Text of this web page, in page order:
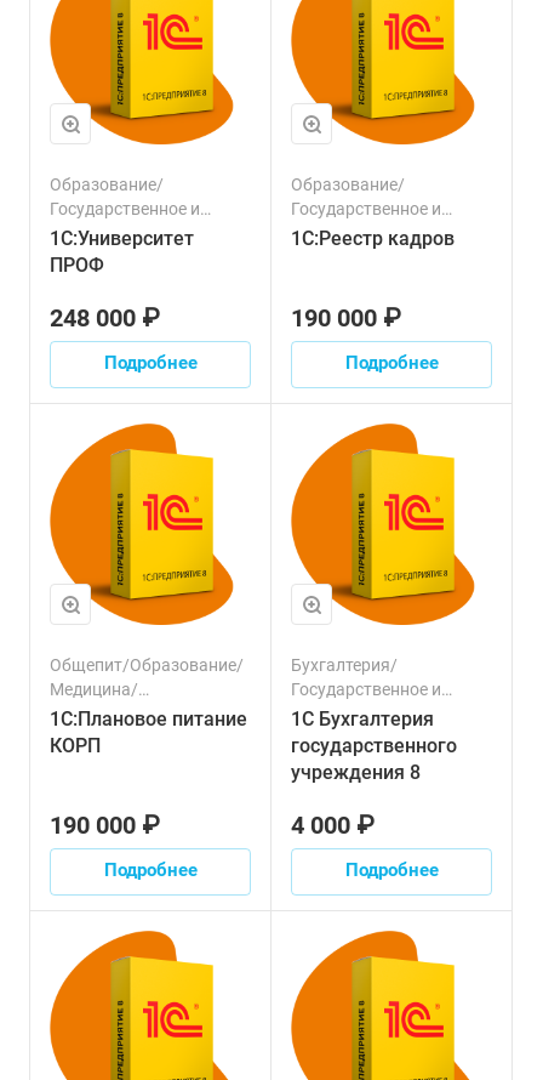
Образование/
Государственное и
муниципальное
управление/
организации
1С:Университет
ПРОФ
248 000 ₽
Подробнее
Образование/
Государственное и
муниципальное
1С:Реестр кадров
190 000 ₽
Подробнее
Общепит/Образование/
Медицина/
Государственное и
муниципальное
1С:Плановое питание
КОРП
190 000 ₽
Подробнее
Бухгалтерия/
Государственное и
муниципальное
управление/
Финансовый сектор/
Налоги
1С Бухгалтерия
государственного
учреждения 8
4 000 ₽
Подробнее